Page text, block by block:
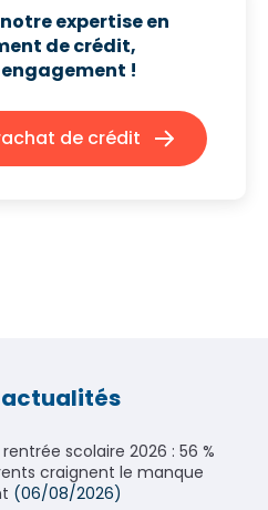
expertise en
de crédit,
!
de crédit
scolaire 2026 : 56 %
craignent le manque
(06/08/2026)